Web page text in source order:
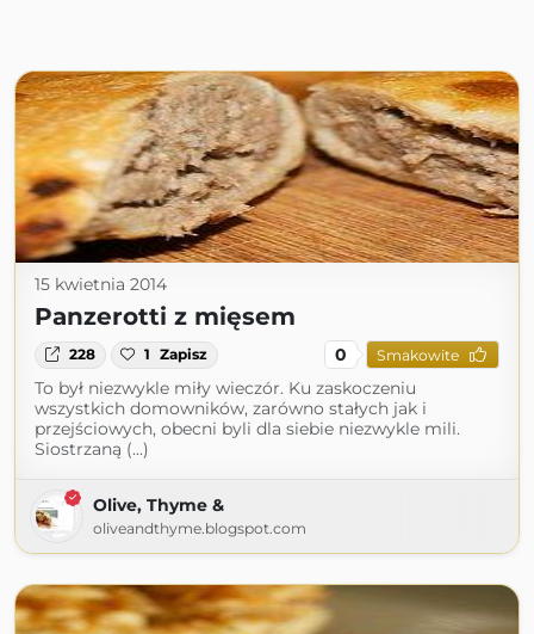
15 kwietnia 2014
Panzerotti z mięsem
228 1 Zapisz 0 Smakowite
To był niezwykle miły wieczór. Ku zaskoczeniu
wszystkich domowników, zarówno stałych jak i
przejściowych, obecni byli dla siebie niezwykle mili.
Siostrzaną (...)
Olive, Thyme &
oliveandthyme.blogspot.com